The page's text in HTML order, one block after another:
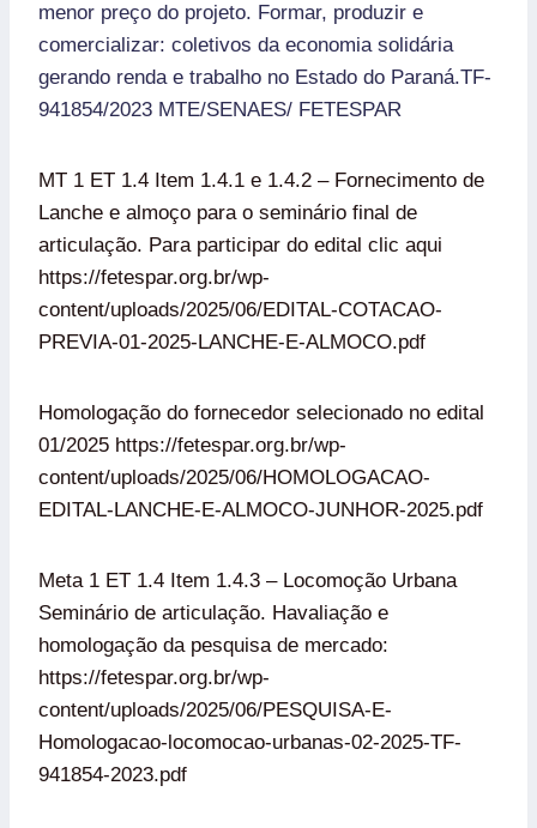
menor preço do projeto. Formar, produzir e
comercializar: coletivos da economia solidária
gerando renda e trabalho no Estado do Paraná.TF-
941854/2023 MTE/SENAES/ FETESPAR
MT 1 ET 1.4 Item 1.4.1 e 1.4.2 – Fornecimento de
Lanche e almoço para o seminário final de
articulação. Para participar do edital clic aqui
https://fetespar.org.br/wp-
content/uploads/2025/06/EDITAL-COTACAO-
PREVIA-01-2025-LANCHE-E-ALMOCO.pdf
Homologação do fornecedor selecionado no edital
01/2025 https://fetespar.org.br/wp-
content/uploads/2025/06/HOMOLOGACAO-
EDITAL-LANCHE-E-ALMOCO-JUNHOR-2025.pdf
Meta 1 ET 1.4 Item 1.4.3 – Locomoção Urbana
Seminário de articulação. Havaliação e
homologação da pesquisa de mercado:
https://fetespar.org.br/wp-
content/uploads/2025/06/PESQUISA-E-
Homologacao-locomocao-urbanas-02-2025-TF-
941854-2023.pdf